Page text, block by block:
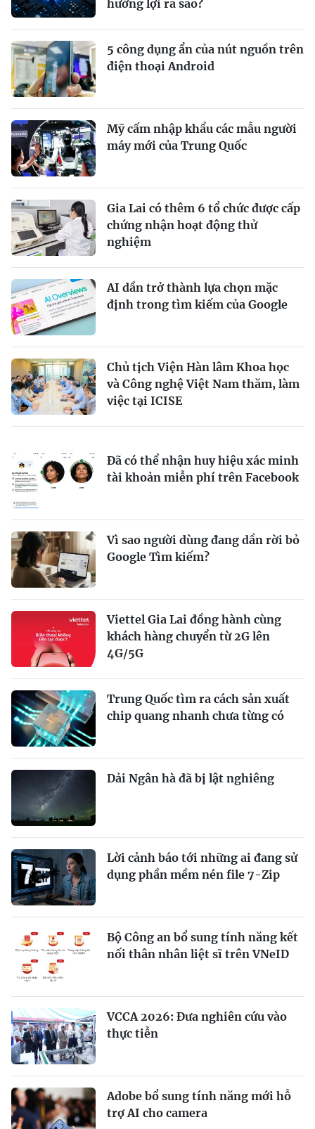
hưởng lợi ra sao?
5 công dụng ẩn của nút nguồn trên
điện thoại Android
Mỹ cấm nhập khẩu các mẫu người
máy mới của Trung Quốc
Gia Lai có thêm 6 tổ chức được cấp
chứng nhận hoạt động thử
nghiệm
AI dần trở thành lựa chọn mặc
định trong tìm kiếm của Google
Chủ tịch Viện Hàn lâm Khoa học
và Công nghệ Việt Nam thăm, làm
việc tại ICISE
Đã có thể nhận huy hiệu xác minh
tài khoản miễn phí trên Facebook
Vì sao người dùng đang dần rời bỏ
Google Tìm kiếm?
Viettel Gia Lai đồng hành cùng
khách hàng chuyển từ 2G lên
4G/5G
Trung Quốc tìm ra cách sản xuất
chip quang nhanh chưa từng có
Dải Ngân hà đã bị lật nghiêng
Lời cảnh báo tới những ai đang sử
dụng phần mềm nén file 7-Zip
Bộ Công an bổ sung tính năng kết
nối thân nhân liệt sĩ trên VNeID
VCCA 2026: Đưa nghiên cứu vào
thực tiễn
Adobe bổ sung tính năng mới hỗ
trợ AI cho camera